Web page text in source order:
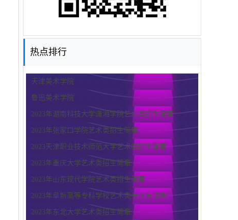
热点排行
天津美术学院
鲁迅美术学院
2023年湖南科技大学潇湘学院艺术类招生简章
2023年张家口学院艺术类招生简章
2023天津职业技术师范大学艺术类招生简章
2023年重庆大学艺术类招生简章
2023年山东现代学院艺术类招生简章
2023年阜新高等专科学校艺术类专业有哪些？
2023年东北大学艺术类招生简章